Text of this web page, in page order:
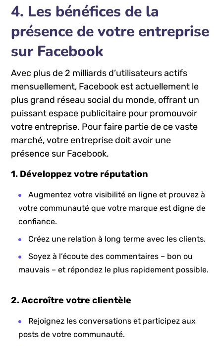
Afficher les publicités au bon moment
4. Les bénéfices de la
présence de votre entreprise‍
sur Facebook
Avec plus‌ de 2 milliards d’utilisateurs actifs
mensuellement, Facebook est actuellement le
plus grand ‍réseau social du monde, offrant⁤ un
puissant espace publicitaire pour promouvoir
votre entreprise. Pour⁤ faire partie de ce vaste​
marché, votre entreprise doit avoir une
1. Développez votre réputation
Augmentez⁤ votre visibilité en ligne et ​prouvez ​à
votre communauté que votre⁤ marque ‍est digne de
confiance.
Créez une relation à long terme⁣ avec les clients.
mauvais – et​ répondez le plus rapidement⁣ possible.
2. Accroître votre ⁣clientèle